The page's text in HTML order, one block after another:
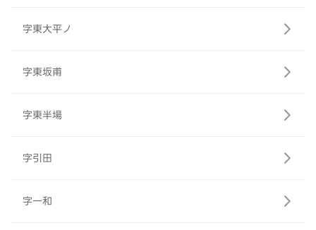
字東大平ノ
字東坂甫
字東半場
字引田
字一和